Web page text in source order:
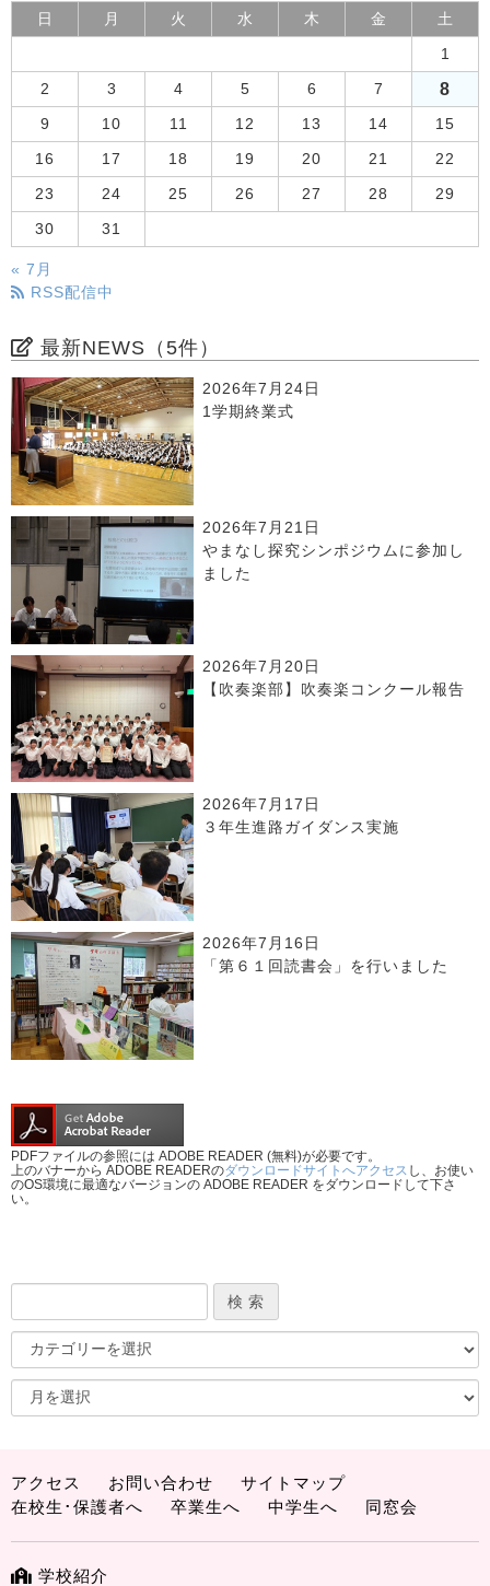
日 月 火 水 木 金 土
1
2 3 4 5 6 7 8
9 10 11 12 13 14 15
16 17 18 19 20 21 22
23 24 25 26 27 28 29
30 31
« 7月
RSS配信中
最新NEWS（5件）
2026年7月24日
1学期終業式
2026年7月21日
やまなし探究シンポジウムに参加し
ました
2026年7月20日
【吹奏楽部】吹奏楽コンクール報告
2026年7月17日
３年生進路ガイダンス実施
2026年7月16日
「第６１回読書会」を行いました
PDFファイルの参照には ADOBE READER (無料)が必要です。
上のバナーから ADOBE READERのダウンロードサイトへアクセス し、お使い
のOS環境に最適なバージョンの ADOBE READER をダウンロードして下さ
い。
アクセス お問い合わせ
サイトマップ
在校生･保護者へ
卒業生へ 中学生へ 同窓会
学校紹介